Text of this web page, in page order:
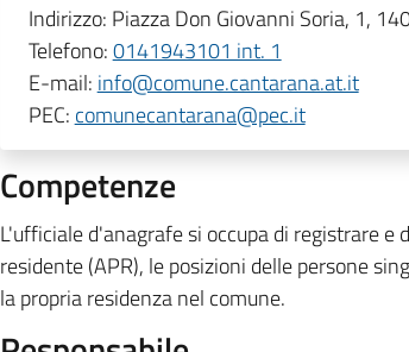
Indirizzo: Piazza Don Giovanni Soria, 1,
Telefono:0141943101 int. 1
E-mail: info@comune.cantarana.at.it
PEC: comunecantarana@pec.it
Competenze
L'ufficiale d'anagrafe si occupa di registrare
residente (APR), le posizioni delle persone
la propria residenza nel comune.